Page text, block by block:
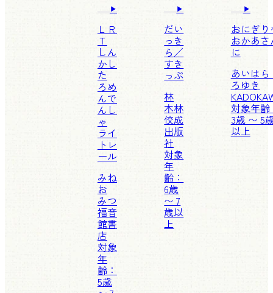
ＬＲ
Ｔ
しん
かし
た
ろめ
んで
んし
ゃ
ライ
トレ
ール
みね
お
みつ
福音
館書
店
対象
年
齢：
5歳
だい
っき
ら／
すき
っぷ
林
木林
佼成
出版
社
対象
年
齢：
6歳
〜 7
歳以
上
おにぎり
おかあさ
に
あいはら
ろゆき
対象年齢
3歳 〜 5
以上